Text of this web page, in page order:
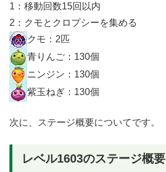
1：移動回数15回以内
2：クモとクロプシーを集める
クモ：2匹
青りんご：130個
ニンジン：130個
紫玉ねぎ：130個
次に、ステージ概要についてです。
レベル1603のステージ概要